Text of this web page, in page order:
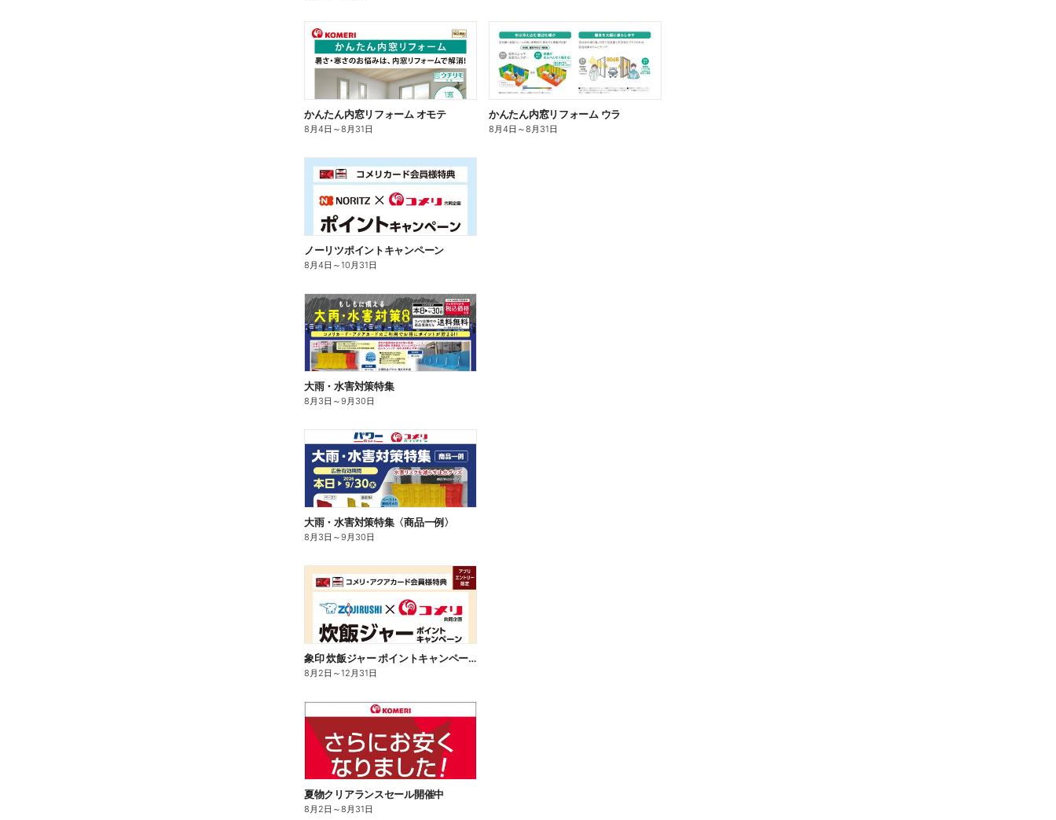
かんたん内窓リフォーム オモテ
8月4日 ～8月31日
かんたん内窓リフォーム ウラ
8月4日 ～8月31日
ノーリツポイントキャンペーン
8月4日 ～10月31日
大雨・水害対策特集
8月3日 ～9月30日
大雨・水害対策特集〈商品一例〉
8月3日 ～9月30日
象印 炊飯ジャー ポイントキャンペーン
8月2日 ～12月31日
夏物クリアランスセール開催中
8月2日 ～8月31日